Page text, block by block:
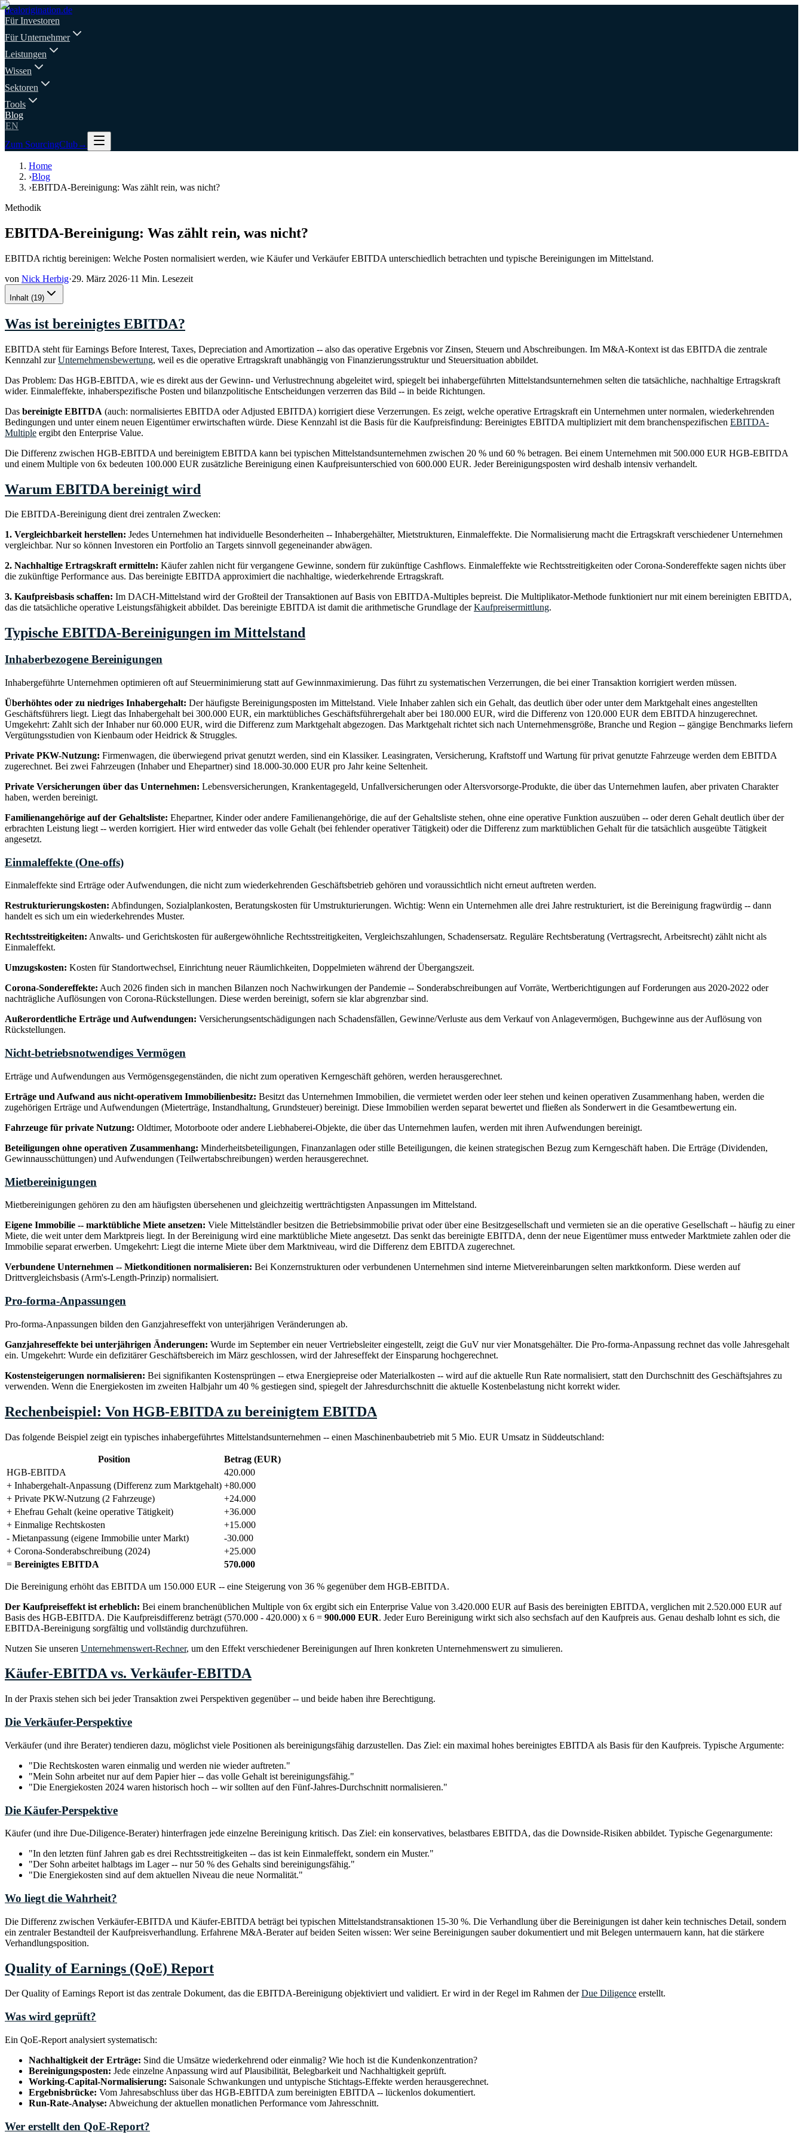
dealorigination.de
Für Investoren
Für Unternehmer
Leistungen
Wissen
Sektoren
Tools
Blog
EN
Zum SourcingClub→
Home
›Blog
›EBITDA-Bereinigung: Was zählt rein, was nicht?
Methodik
EBITDA-Bereinigung: Was zählt rein, was nicht?
EBITDA richtig bereinigen: Welche Posten normalisiert werden, wie Käufer und Verkäufer EBITDA unterschiedlich betrachten und typische Bereinigungen im Mittelstand.
von Nick Herbig·29. März 2026·11 Min. Lesezeit
Inhalt (19)
Was ist bereinigtes EBITDA?
EBITDA steht für Earnings Before Interest, Taxes, Depreciation and Amortization -- also das operative Ergebnis vor Zinsen, Steuern und Abschreibungen. Im M&A-Kontext ist das EBITDA die zentrale
Kennzahl zurUnternehmensbewertung, weil es die operative Ertragskraft unabhängig von Finanzierungsstruktur und Steuersituation abbildet.
Das Problem: Das HGB-EBITDA, wie es direkt aus der Gewinn- und Verlustrechnung abgeleitet wird, spiegelt bei inhabergeführten Mittelstandsunternehmen selten die tatsächliche, nachhaltige Ertragskraft
wider. Einmaleffekte, inhaberspezifische Posten und bilanzpolitische Entscheidungen verzerren das Bild -- in beide Richtungen.
Das bereinigte EBITDA (auch: normalisiertes EBITDA oder Adjusted EBITDA) korrigiert diese Verzerrungen. Es zeigt, welche operative Ertragskraft ein Unternehmen unter normalen, wiederkehrenden
Bedingungen und unter einem neuen Eigentümer erwirtschaften würde. Diese Kennzahl ist die Basis für die Kaufpreisfindung: Bereinigtes EBITDA multipliziert mit dem branchenspezifischen EBITDA-
Multiple ergibt den Enterprise Value.
Die Differenz zwischen HGB-EBITDA und bereinigtem EBITDA kann bei typischen Mittelstandsunternehmen zwischen 20 % und 60 % betragen. Bei einem Unternehmen mit 500.000 EUR HGB-EBITDA
und einem Multiple von 6x bedeuten 100.000 EUR zusätzliche Bereinigung einen Kaufpreisunterschied von 600.000 EUR. Jeder Bereinigungsposten wird deshalb intensiv verhandelt.
Warum EBITDA bereinigt wird
Die EBITDA-Bereinigung dient drei zentralen Zwecken:
1. Vergleichbarkeit herstellen: Jedes Unternehmen hat individuelle Besonderheiten -- Inhabergehälter, Mietstrukturen, Einmaleffekte. Die Normalisierung macht die Ertragskraft verschiedener Unternehmen
vergleichbar. Nur so können Investoren ein Portfolio an Targets sinnvoll gegeneinander abwägen.
2. Nachhaltige Ertragskraft ermitteln: Käufer zahlen nicht für vergangene Gewinne, sondern für zukünftige Cashflows. Einmaleffekte wie Rechtsstreitigkeiten oder Corona-Sondereffekte sagen nichts über
die zukünftige Performance aus. Das bereinigte EBITDA approximiert die nachhaltige, wiederkehrende Ertragskraft.
3. Kaufpreisbasis schaffen: Im DACH-Mittelstand wird der Großteil der Transaktionen auf Basis von EBITDA-Multiples bepreist. Die Multiplikator-Methode funktioniert nur mit einem bereinigten EBITDA,
das die tatsächliche operative Leistungsfähigkeit abbildet. Das bereinigte EBITDA ist damit die arithmetische Grundlage derKaufpreisermittlung.
Typische EBITDA-Bereinigungen im Mittelstand
Inhaberbezogene Bereinigungen
Inhabergeführte Unternehmen optimieren oft auf Steuerminimierung statt auf Gewinnmaximierung. Das führt zu systematischen Verzerrungen, die bei einer Transaktion korrigiert werden müssen.
Überhöhtes oder zu niedriges Inhabergehalt: Der häufigste Bereinigungsposten im Mittelstand. Viele Inhaber zahlen sich ein Gehalt, das deutlich über oder unter dem Marktgehalt eines angestellten
Geschäftsführers liegt. Liegt das Inhabergehalt bei 300.000 EUR, ein marktübliches Geschäftsführergehalt aber bei 180.000 EUR, wird die Differenz von 120.000 EUR dem EBITDA hinzugerechnet.
Umgekehrt: Zahlt sich der Inhaber nur 60.000 EUR, wird die Differenz zum Marktgehalt abgezogen. Das Marktgehalt richtet sich nach Unternehmensgröße, Branche und Region -- gängige Benchmarks liefern
Vergütungsstudien von Kienbaum oder Heidrick & Struggles.
Private PKW-Nutzung: Firmenwagen, die überwiegend privat genutzt werden, sind ein Klassiker. Leasingraten, Versicherung, Kraftstoff und Wartung für privat genutzte Fahrzeuge werden dem EBITDA
zugerechnet. Bei zwei Fahrzeugen (Inhaber und Ehepartner) sind 18.000-30.000 EUR pro Jahr keine Seltenheit.
Private Versicherungen über das Unternehmen: Lebensversicherungen, Krankentagegeld, Unfallversicherungen oder Altersvorsorge-Produkte, die über das Unternehmen laufen, aber privaten Charakter
haben, werden bereinigt.
Familienangehörige auf der Gehaltsliste: Ehepartner, Kinder oder andere Familienangehörige, die auf der Gehaltsliste stehen, ohne eine operative Funktion auszuüben -- oder deren Gehalt deutlich über der
erbrachten Leistung liegt -- werden korrigiert. Hier wird entweder das volle Gehalt (bei fehlender operativer Tätigkeit) oder die Differenz zum marktüblichen Gehalt für die tatsächlich ausgeübte Tätigkeit
angesetzt.
Einmaleffekte (One-offs)
Einmaleffekte sind Erträge oder Aufwendungen, die nicht zum wiederkehrenden Geschäftsbetrieb gehören und voraussichtlich nicht erneut auftreten werden.
Restrukturierungskosten: Abfindungen, Sozialplankosten, Beratungskosten für Umstrukturierungen. Wichtig: Wenn ein Unternehmen alle drei Jahre restrukturiert, ist die Bereinigung fragwürdig -- dann
handelt es sich um ein wiederkehrendes Muster.
Rechtsstreitigkeiten: Anwalts- und Gerichtskosten für außergewöhnliche Rechtsstreitigkeiten, Vergleichszahlungen, Schadensersatz. Reguläre Rechtsberatung (Vertragsrecht, Arbeitsrecht) zählt nicht als
Einmaleffekt.
Umzugskosten: Kosten für Standortwechsel, Einrichtung neuer Räumlichkeiten, Doppelmieten während der Übergangszeit.
Corona-Sondereffekte: Auch 2026 finden sich in manchen Bilanzen noch Nachwirkungen der Pandemie -- Sonderabschreibungen auf Vorräte, Wertberichtigungen auf Forderungen aus 2020-2022 oder
nachträgliche Auflösungen von Corona-Rückstellungen. Diese werden bereinigt, sofern sie klar abgrenzbar sind.
Außerordentliche Erträge und Aufwendungen: Versicherungsentschädigungen nach Schadensfällen, Gewinne/Verluste aus dem Verkauf von Anlagevermögen, Buchgewinne aus der Auflösung von
Rückstellungen.
Nicht-betriebsnotwendiges Vermögen
Erträge und Aufwendungen aus Vermögensgegenständen, die nicht zum operativen Kerngeschäft gehören, werden herausgerechnet.
Erträge und Aufwand aus nicht-operativem Immobilienbesitz: Besitzt das Unternehmen Immobilien, die vermietet werden oder leer stehen und keinen operativen Zusammenhang haben, werden die
zugehörigen Erträge und Aufwendungen (Mieterträge, Instandhaltung, Grundsteuer) bereinigt. Diese Immobilien werden separat bewertet und fließen als Sonderwert in die Gesamtbewertung ein.
Fahrzeuge für private Nutzung: Oldtimer, Motorboote oder andere Liebhaberei-Objekte, die über das Unternehmen laufen, werden mit ihren Aufwendungen bereinigt.
Beteiligungen ohne operativen Zusammenhang: Minderheitsbeteiligungen, Finanzanlagen oder stille Beteiligungen, die keinen strategischen Bezug zum Kerngeschäft haben. Die Erträge (Dividenden,
Gewinnausschüttungen) und Aufwendungen (Teilwertabschreibungen) werden herausgerechnet.
Mietbereinigungen
Mietbereinigungen gehören zu den am häufigsten übersehenen und gleichzeitig wertträchtigsten Anpassungen im Mittelstand.
Eigene Immobilie -- marktübliche Miete ansetzen: Viele Mittelständler besitzen die Betriebsimmobilie privat oder über eine Besitzgesellschaft und vermieten sie an die operative Gesellschaft -- häufig zu einer
Miete, die weit unter dem Marktpreis liegt. In der Bereinigung wird eine marktübliche Miete angesetzt. Das senkt das bereinigte EBITDA, denn der neue Eigentümer muss entweder Marktmiete zahlen oder die
Immobilie separat erwerben. Umgekehrt: Liegt die interne Miete über dem Marktniveau, wird die Differenz dem EBITDA zugerechnet.
Verbundene Unternehmen -- Mietkonditionen normalisieren: Bei Konzernstrukturen oder verbundenen Unternehmen sind interne Mietvereinbarungen selten marktkonform. Diese werden auf
Drittvergleichsbasis (Arm's-Length-Prinzip) normalisiert.
Pro-forma-Anpassungen
Pro-forma-Anpassungen bilden den Ganzjahreseffekt von unterjährigen Veränderungen ab.
Ganzjahreseffekte bei unterjährigen Änderungen: Wurde im September ein neuer Vertriebsleiter eingestellt, zeigt die GuV nur vier Monatsgehälter. Die Pro-forma-Anpassung rechnet das volle Jahresgehalt
ein. Umgekehrt: Wurde ein defizitärer Geschäftsbereich im März geschlossen, wird der Jahreseffekt der Einsparung hochgerechnet.
Kostensteigerungen normalisieren: Bei signifikanten Kostensprüngen -- etwa Energiepreise oder Materialkosten -- wird auf die aktuelle Run Rate normalisiert, statt den Durchschnitt des Geschäftsjahres zu
verwenden. Wenn die Energiekosten im zweiten Halbjahr um 40 % gestiegen sind, spiegelt der Jahresdurchschnitt die aktuelle Kostenbelastung nicht korrekt wider.
Rechenbeispiel: Von HGB-EBITDA zu bereinigtem EBITDA
Das folgende Beispiel zeigt ein typisches inhabergeführtes Mittelstandsunternehmen -- einen Maschinenbaubetrieb mit 5 Mio. EUR Umsatz in Süddeutschland:
Position
Betrag (EUR)
HGB-EBITDA
420.000
+ Inhabergehalt-Anpassung (Differenz zum Marktgehalt) +80.000
+ Private PKW-Nutzung (2 Fahrzeuge)
+24.000
+ Ehefrau Gehalt (keine operative Tätigkeit)
+36.000
+ Einmalige Rechtskosten
+15.000
- Mietanpassung (eigene Immobilie unter Markt)
-30.000
+ Corona-Sonderabschreibung (2024)
+25.000
= Bereinigtes EBITDA 570.000
Die Bereinigung erhöht das EBITDA um 150.000 EUR -- eine Steigerung von 36 % gegenüber dem HGB-EBITDA.
Der Kaufpreiseffekt ist erheblich: Bei einem branchenüblichen Multiple von 6x ergibt sich ein Enterprise Value von 3.420.000 EUR auf Basis des bereinigten EBITDA, verglichen mit 2.520.000 EUR auf
Basis des HGB-EBITDA. Die Kaufpreisdifferenz beträgt (570.000 - 420.000) x 6 = 900.000 EUR. Jeder Euro Bereinigung wirkt sich also sechsfach auf den Kaufpreis aus. Genau deshalb lohnt es sich, die
EBITDA-Bereinigung sorgfältig und vollständig durchzuführen.
Nutzen Sie unseren Unternehmenswert-Rechner, um den Effekt verschiedener Bereinigungen auf Ihren konkreten Unternehmenswert zu simulieren.
Käufer-EBITDA vs. Verkäufer-EBITDA
In der Praxis stehen sich bei jeder Transaktion zwei Perspektiven gegenüber -- und beide haben ihre Berechtigung.
Die Verkäufer-Perspektive
Verkäufer (und ihre Berater) tendieren dazu, möglichst viele Positionen als bereinigungsfähig darzustellen. Das Ziel: ein maximal hohes bereinigtes EBITDA als Basis für den Kaufpreis. Typische Argumente:
"Die Rechtskosten waren einmalig und werden nie wieder auftreten."
"Mein Sohn arbeitet nur auf dem Papier hier -- das volle Gehalt ist bereinigungsfähig."
"Die Energiekosten 2024 waren historisch hoch -- wir sollten auf den Fünf-Jahres-Durchschnitt normalisieren."
Die Käufer-Perspektive
Käufer (und ihre Due-Diligence-Berater) hinterfragen jede einzelne Bereinigung kritisch. Das Ziel: ein konservatives, belastbares EBITDA, das die Downside-Risiken abbildet. Typische Gegenargumente:
"In den letzten fünf Jahren gab es drei Rechtsstreitigkeiten -- das ist kein Einmaleffekt, sondern ein Muster."
"Der Sohn arbeitet halbtags im Lager -- nur 50 % des Gehalts sind bereinigungsfähig."
"Die Energiekosten sind auf dem aktuellen Niveau die neue Normalität."
Wo liegt die Wahrheit?
Die Differenz zwischen Verkäufer-EBITDA und Käufer-EBITDA beträgt bei typischen Mittelstandstransaktionen 15-30 %. Die Verhandlung über die Bereinigungen ist daher kein technisches Detail, sondern
ein zentraler Bestandteil der Kaufpreisverhandlung. Erfahrene M&A-Berater auf beiden Seiten wissen: Wer seine Bereinigungen sauber dokumentiert und mit Belegen untermauern kann, hat die stärkere
Verhandlungsposition.
Quality of Earnings (QoE) Report
Der Quality of Earnings Report ist das zentrale Dokument, das die EBITDA-Bereinigung objektiviert und validiert. Er wird in der Regel im Rahmen derDue Diligence erstellt.
Was wird geprüft?
Ein QoE-Report analysiert systematisch:
Nachhaltigkeit der Erträge: Sind die Umsätze wiederkehrend oder einmalig? Wie hoch ist die Kundenkonzentration?
Bereinigungsposten: Jede einzelne Anpassung wird auf Plausibilität, Belegbarkeit und Nachhaltigkeit geprüft.
Working-Capital-Normalisierung: Saisonale Schwankungen und untypische Stichtags-Effekte werden herausgerechnet.
Ergebnisbrücke: Vom Jahresabschluss über das HGB-EBITDA zum bereinigten EBITDA -- lückenlos dokumentiert.
Run-Rate-Analyse: Abweichung der aktuellen monatlichen Performance vom Jahresschnitt.
Wer erstellt den QoE-Report?